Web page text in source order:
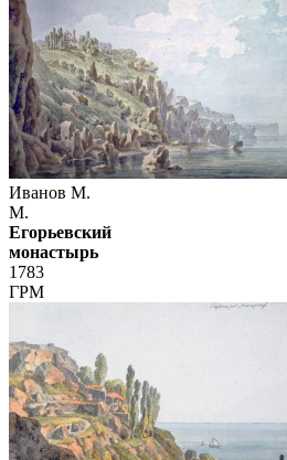
Иванов М.
М.
Егорьевский
монастырь
1783
ГРМ